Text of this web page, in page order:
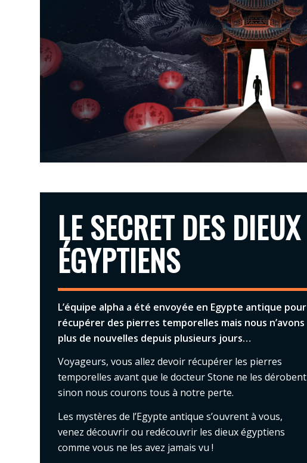
LE SECRET DES DIEUX
ÉGYPTIENS
L’équipe alpha a été envoyée en Egypte antique pour
récupérer des pierres temporelles mais nous n’avons
plus de nouvelles depuis plusieurs jours…
Voyageurs, vous allez devoir récupérer les pierres
temporelles avant que le docteur Stone ne les dérobent
sinon nous courons tous à notre perte.
Les mystères de l’Egypte antique s’ouvrent à vous,
venez découvrir ou redécouvrir les dieux égyptiens
comme vous ne les avez jamais vu !